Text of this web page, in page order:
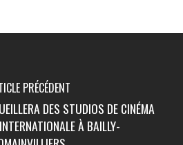
PRÉCÉDENT
DES STUDIOS DE CINÉMA
À BAILLY-